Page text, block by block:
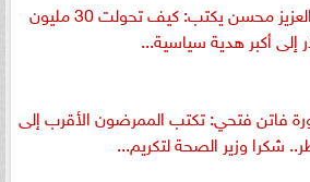
عبدالعزيز محسن يكتب: كيف تحولت 30 مليون
إلى أكبر هدية سياسية...
فاتن فتحي: تكتب الممرضون الأقرب إلى
شكرا وزير الصحة لتكريم...